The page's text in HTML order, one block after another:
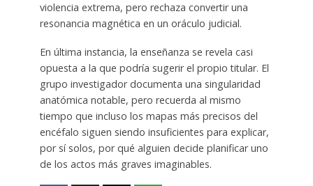
violencia extrema, pero rechaza convertir una
resonancia magnética en un oráculo judicial.
En última instancia, la enseñanza se revela casi
opuesta a la que podría sugerir el propio titular. El
grupo investigador documenta una singularidad
anatómica notable, pero recuerda al mismo
tiempo que incluso los mapas más precisos del
encéfalo siguen siendo insuficientes para explicar,
por sí solos, por qué alguien decide planificar uno
de los actos más graves imaginables.